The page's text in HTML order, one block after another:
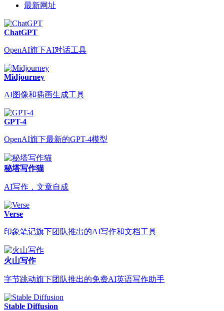
最新网址
ChatGPT
OpenAI旗下AI对话工具
Midjourney
AI图像和插画生成工具
GPT-4
OpenAI旗下最新的GPT-4模型
秘塔写作猫
AI写作，文章自成
Verse
印象笔记旗下团队推出的AI写作和文档工具
火山写作
字节跳动旗下团队推出的免费AI英语写作助手
Stable Diffusion